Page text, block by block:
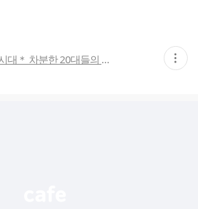
＊여성시대＊ 차분한 20대들의 알흠다운 공간 현
재